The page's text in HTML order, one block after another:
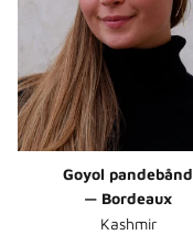
Goyol pandebånd
— Bordeaux
Kashmir